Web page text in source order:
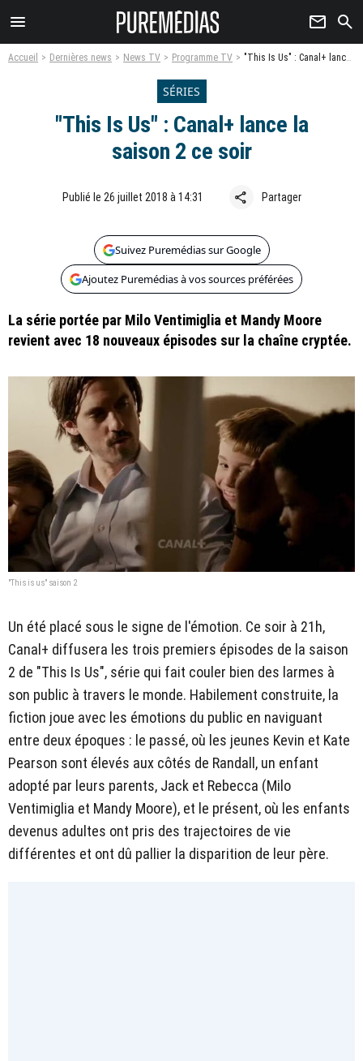
menu newsletter search
Accueil Dernières news News TV Programme TV "This Is Us" : Canal+ lance la saison 2 ce soir
SÉRIES
"This Is Us" : Canal+ lance la
saison 2 ce soir
Publié le 26 juillet 2018 à 14:31 share Partager
Suivez Puremédias sur Google
Ajoutez Puremédias à vos sources préférées
La série portée par Milo Ventimiglia et Mandy Moore
revient avec 18 nouveaux épisodes sur la chaîne cryptée.
"This is us" saison 2
Un été placé sous le signe de l'émotion. Ce soir à 21h,
Canal+ diffusera les trois premiers épisodes de la saison
2 de "This Is Us", série qui fait couler bien des larmes à
son public à travers le monde. Habilement construite, la
fiction joue avec les émotions du public en naviguant
entre deux époques : le passé, où les jeunes Kevin et Kate
Pearson sont élevés aux côtés de Randall, un enfant
adopté par leurs parents, Jack et Rebecca (Milo
Ventimiglia et Mandy Moore), et le présent, où les enfants
devenus adultes ont pris des trajectoires de vie
différentes et ont dû pallier la disparition de leur père.